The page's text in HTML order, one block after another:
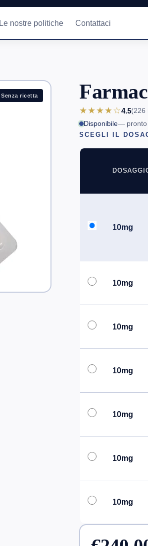
Le nostre politiche Contattaci
Senza ricetta
★★★★☆4.5(226
Disponibile— pronto
SCEGLI IL
10mg
10mg
10mg
10mg
10mg
10mg
10mg